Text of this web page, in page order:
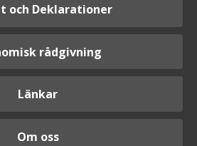
och Deklarationer
rådgivning
Länkar
Om oss